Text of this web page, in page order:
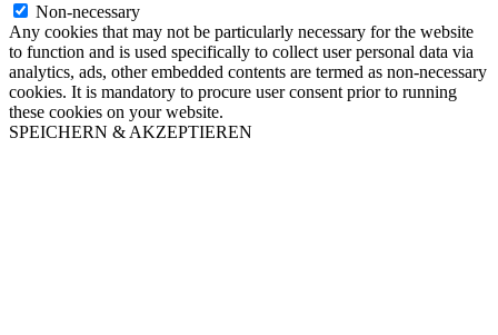
Non-necessary
Any cookies that may not be particularly necessary for the website
to function and is used specifically to collect user personal data via
analytics, ads, other embedded contents are termed as non-necessary
cookies. It is mandatory to procure user consent prior to running
these cookies on your website.
SPEICHERN & AKZEPTIEREN